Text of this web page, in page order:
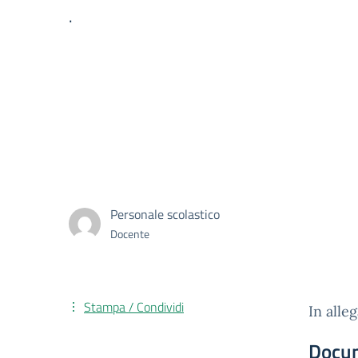
.
Personale scolastico
Docente
In
Stampa / Condividi